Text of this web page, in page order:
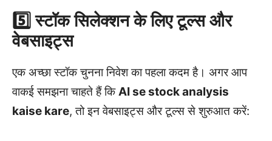
5️⃣ स्टॉक सिलेक्शन के लिए टूल्स और
वेबसाइट्स
एक अच्छा स्टॉक चुनना निवेश का पहला कदम है। अगर आप
वाकई समझना चाहते हैं किAI se stock analysis
kaise kare, तो इन वेबसाइट्स और टूल्स से शुरुआत करें: